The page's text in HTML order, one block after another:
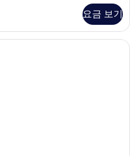
요금 보기
프레지덴셜 스위트 | 미니바, 책상, 방